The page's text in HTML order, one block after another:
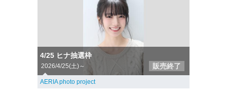
4/25 ヒナ抽選枠
2026/4/25(土)～ 販売終了
AERIA photo project